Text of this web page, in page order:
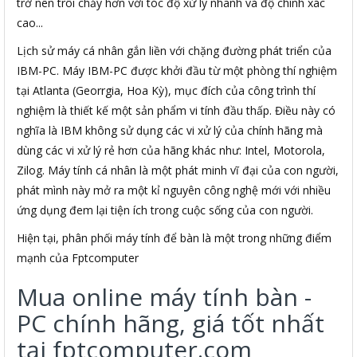
cao...
Lịch sử máy cá nhân gắn liền với chặng đường phát triển của
IBM-PC. Máy IBM-PC được khởi đầu từ một phòng thí nghiệm
tại Atlanta (Georrgia, Hoa Kỳ), mục đích của công trình thí
nghiệm là thiết kế một sản phẩm vi tính đầu thấp. Điều này có
nghĩa là IBM không sử dụng các vi xử lý của chính hãng mà
dùng các vi xử lý rẻ hơn của hãng khác như: Intel, Motorola,
Zilog. Máy tính cá nhân là một phát minh vĩ đại của con người,
phát mình này mở ra một kỉ nguyên công nghệ mới với nhiều
ứng dụng đem lại tiện ích trong cuộc sống của con người.
Hiện tại, phân phối máy tính để bàn là một trong những điểm
mạnh của Fptcomputer
Mua online máy tính bàn -
PC chính hãng, giá tốt nhất
tại fptcomputer.com